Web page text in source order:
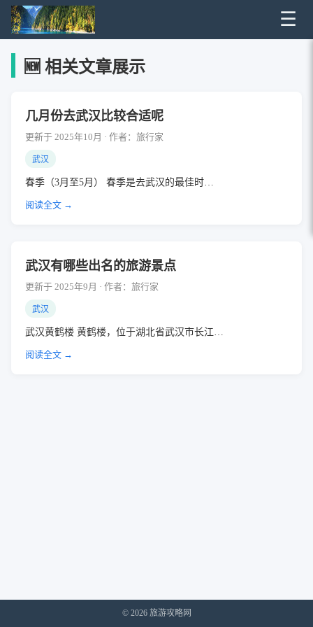
☰
🆕 相关文章展示
几月份去武汉比较合适呢
更新于 2025年10月 · 作者：旅行家
武汉
春季（3月至5月） 春季是去武汉的最佳时…
阅读全文 →
武汉有哪些出名的旅游景点
更新于 2025年9月 · 作者：旅行家
武汉
武汉黄鹤楼 黄鹤楼，位于湖北省武汉市长江…
阅读全文 →
© 2026 旅游攻略网